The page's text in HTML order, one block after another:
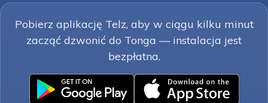
Pobierz aplikację Telz, aby w ciągu kilku minut
zacząć dzwonić do Tonga — instalacja jest
bezpłatna.